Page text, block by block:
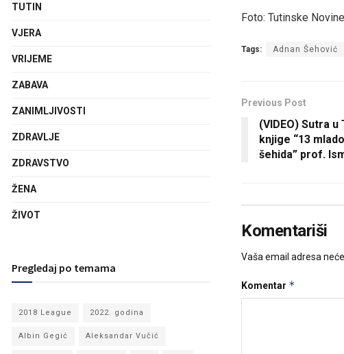
Foto: Tutinske Novine
Tags: Adnan Šehović
Previous Post
(VIDEO) Sutra
knjige “13
šehida” prof.
Komentariši
Vaša email adresa
Komentar *
TUTIN
VJERA
VRIJEME
ZABAVA
ZANIMLJIVOSTI
ZDRAVLJE
ZDRAVSTVO
ŽENA
ŽIVOT
Pregledaj po temama
2018 League 2022. godina
Albin Gegić Aleksandar Vučić